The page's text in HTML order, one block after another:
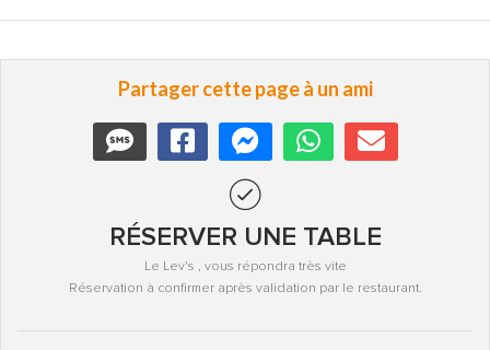
Partager cette page à un ami
RÉSERVER UNE TABLE
Le Lev's , vous répondra très vite
Réservation à confirmer après validation par le restaurant.